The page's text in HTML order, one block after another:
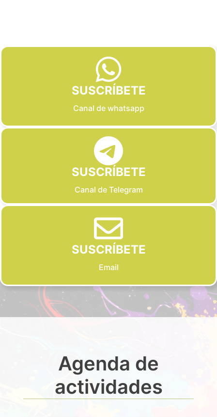
SUSCRÍBETE
Canal de whatsapp
SUSCRÍBETE
Canal de Telegram
SUSCRÍBETE
Email
Agenda de
actividades